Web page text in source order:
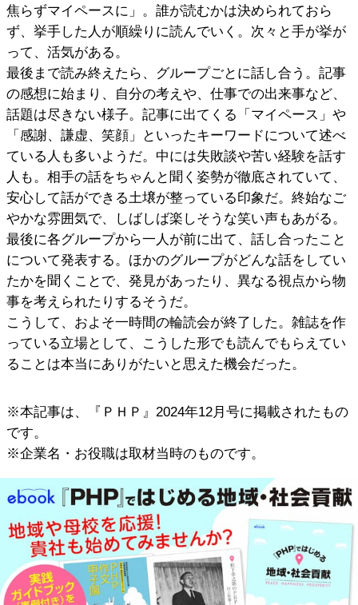
焦らずマイペースに」。誰が読むかは決められておら
ず、挙手した人が順繰りに読んでいく。次々と手が挙が
って、活気がある。
最後まで読み終えたら、グループごとに話し合う。記事
の感想に始まり、自分の考えや、仕事での出来事など、
話題は尽きない様子。記事に出てくる「マイペース」や
「感謝、謙虚、笑顔」といったキーワードについて述べ
ている人も多いようだ。中には失敗談や苦い経験を話す
人も。相手の話をちゃんと聞く姿勢が徹底されていて、
安心して話ができる土壌が整っている印象だ。終始なご
やかな雰囲気で、しばしば楽しそうな笑い声もあがる。
最後に各グループから一人が前に出て、話し合ったこと
について発表する。ほかのグループがどんな話をしてい
たかを聞くことで、発見があったり、異なる視点から物
事を考えられたりするそうだ。
こうして、およそ一時間の輪読会が終了した。雑誌を作
っている立場として、こうした形でも読んでもらえてい
ることは本当にありがたいと思えた機会だった。
※本記事は、『ＰＨＰ』2024年12月号に掲載されたもの
です。
※企業名・お役職は取材当時のものです。